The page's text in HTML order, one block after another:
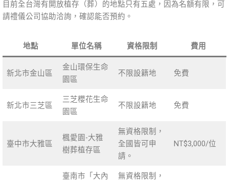
目前全台灣有開放植存（葬）的地點只有五處，因為名額有限，可
請禮儀公司協助洽詢，確認能否預約。
地點 單位名稱 資格限制 費用
新北市金山區
金山環保生命
園區
不限設籍地 免費
新北市三芝區
三芝櫻花生命
園區
不限設籍地 免費
臺中市大雅區
楓愛園-大雅
樹葬植存區
無資格限制，
全國皆可申
請。
NT$3,000/位
臺南市「大內
無資格限制，